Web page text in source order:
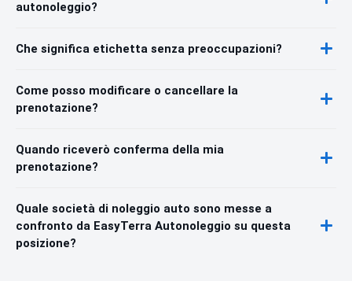
autonoleggio?
Che significa etichetta senza preoccupazioni?
Come posso modificare o cancellare la
prenotazione?
Quando riceverò conferma della mia
prenotazione?
Quale società di noleggio auto sono messe a
confronto da EasyTerra Autonoleggio su questa
posizione?